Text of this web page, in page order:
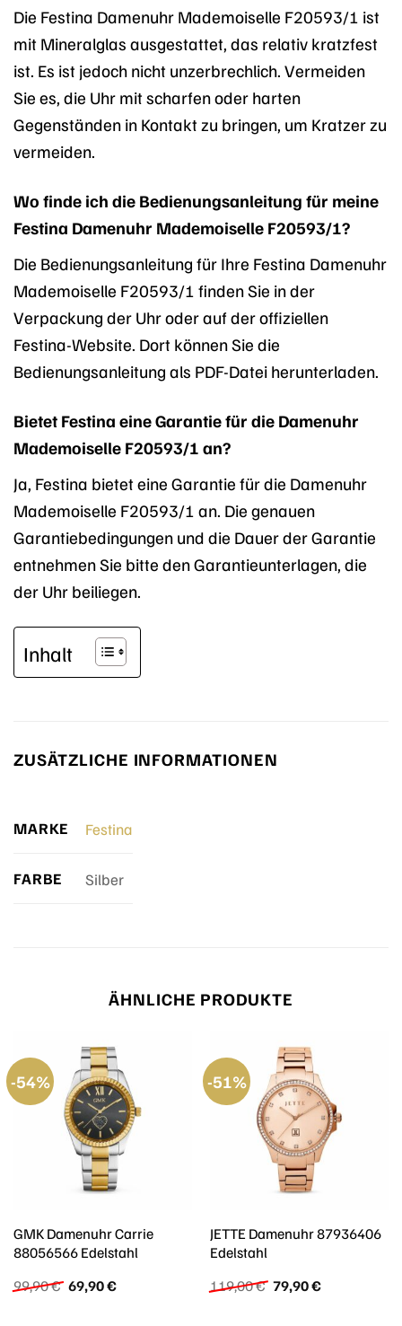
Die Festina Damenuhr Mademoiselle F20593/1 ist
mit Mineralglas ausgestattet, das relativ kratzfest
ist. Es ist jedoch nicht unzerbrechlich. Vermeiden
Sie es, die Uhr mit scharfen oder harten
Gegenständen in Kontakt zu bringen, um Kratzer zu
vermeiden.
Wo finde ich die Bedienungsanleitung für meine
Festina Damenuhr Mademoiselle F20593/1?
Die Bedienungsanleitung für Ihre Festina Damenuhr
Mademoiselle F20593/1 finden Sie in der
Verpackung der Uhr oder auf der offiziellen
Festina-Website. Dort können Sie die
Bedienungsanleitung als PDF-Datei herunterladen.
Bietet Festina eine Garantie für die Damenuhr
Mademoiselle F20593/1 an?
Ja, Festina bietet eine Garantie für die Damenuhr
Mademoiselle F20593/1 an. Die genauen
Garantiebedingungen und die Dauer der Garantie
entnehmen Sie bitte den Garantieunterlagen, die
der Uhr beiliegen.
Inhalt
ZUSÄTZLICHE INFORMATIONEN
MARKE Festina
FARBE Silber
ÄHNLICHE PRODUKTE
-54%
GMK Damenuhr Carrie
88056566 Edelstahl
99,90€ Ursprünglicher
Preis
69,90€Aktueller
-51%
JETTE Damenuhr 87936406
Edelstahl
119,00€ Ursprünglicher
Preis
79,90€Aktueller